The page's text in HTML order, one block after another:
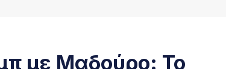
με Μαδούρο: Το